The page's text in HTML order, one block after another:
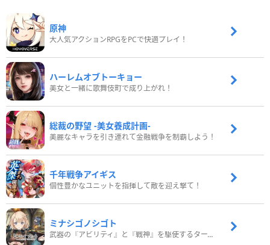
原神
大人気アクションRPGをPCで快適プレイ！
ハーレムオブトーキョー
美女と一緒に歌舞伎町で成り上がれ！
総裁の野望 -美女養成計画-
美麗なキャラを引き連れて金融戦争を制覇しよう！
千年戦争アイギス
個性豊かなユニットを指揮して敵を迎え撃て！
ミナシゴノシゴト
武器の『アビリティ』と『戦神』を駆使するターン制コマンドバトルRPG！